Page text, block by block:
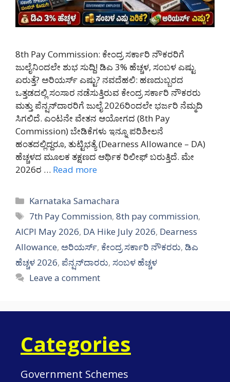
8th Pay Commission: ಕೇಂದ್ರ ಸರ್ಕಾರಿ ನೌಕರರಿಗೆ
ಜುಲೈನಿಂದಲೇ ಶುಭ ಸುದ್ದಿ! ಡಿಎ 3% ಹೆಚ್ಚಳ, ಸಂಬಳ ಎಷ್ಟು
ಏರುತ್ತೆ? ಅರಿಯರ್ಸ್ ಎಷ್ಟು? ನವದೆಹಲಿ: ಹಣದುಬ್ಬರದ
ಒತ್ತಡದಲ್ಲಿ ಸಂಸಾರ ನಡೆಸುತ್ತಿರುವ ಕೇಂದ್ರ ಸರ್ಕಾರಿ ನೌಕರರು
ಮತ್ತು ಪೆನ್ಷನ್‌ದಾರರಿಗೆ ಜುಲೈ 2026ರಿಂದಲೇ ಭರ್ಜರಿ ನೆಮ್ಮದಿ
ಸಿಗಲಿದೆ. ಎಂಟನೇ ವೇತನ ಆಯೋಗದ (8th Pay
Commission) ಬೇಡಿಕೆಗಳು ಇನ್ನೂ ಪರಿಶೀಲನೆ
ಹಂತದಲ್ಲಿದ್ದರೂ, ತುಟ್ಟಿಭತ್ಯೆ (Dearness Allowance – DA)
ಹೆಚ್ಚಳದ ಮೂಲಕ ತಕ್ಷಣದ ಆರ್ಥಿಕ ರಿಲೀಫ್ ಬರುತ್ತಿದೆ. ಮೇ
2026ರ … Read more
Categories
Karnataka Samachara
Tags
7th Pay Commission,8th pay commission,
AICPI May 2026, DA Hike July 2026, Dearness
Allowance, ಅರಿಯರ್ಸ್, ಕೇಂದ್ರ ಸರ್ಕಾರಿ ನೌಕರರು, ಡಿಎ
ಹೆಚ್ಚಳ 2026, ಪೆನ್ಷನ್‌ದಾರರು, ಸಂಬಳ ಹೆಚ್ಚಳ
Leave a comment
Categories
Government Schemes